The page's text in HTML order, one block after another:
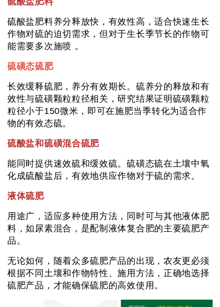
硫酸盐肥料养分释放快，有效性高，适合快速生长
作物对硫的迫切需求，但对于生长季节长的作物可
能需要多次施喷 。
硫磺态硫肥
长效缓释硫肥，养分有效期长。硫养分的释放和有
效性与硫磺颗粒粒径相关，研究结果证明硫磺颗粒
粒径小于150微米，即可在施肥当季转化为适合作
物的有效态硫。
硫酸盐和硫磺混合硫肥
能同时提供速效硫和缓效硫。硫磺态硫在土壤中氧
化成硫酸盐后，有效地供应作物对于硫的需求。
液体硫肥
用途广，适应多种使用方法，同时可与其他液体肥
料，如尿素混合，是配制液体复合肥的主要硫肥产
品。
无论如何，随着众多硫肥产品的出现，农友更必须
根据不同土壤和作物特性、施用方法，正确地选择
硫肥产品，才能确保硫肥的高效使用。